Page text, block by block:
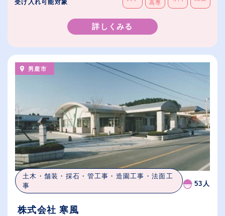
受け入れ可能対象 高専
詳しくみる
男鹿市
土木・舗装・採石・管工事・造園工事・法面工
事
53人
株式会社 寒風